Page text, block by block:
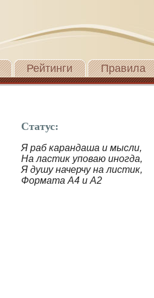
Рейтинги Правила
Статус:
Я раб карандаша и мысли,
На ластик уповаю иногда,
Я душу начерчу на листик,
Формата А4 и А2